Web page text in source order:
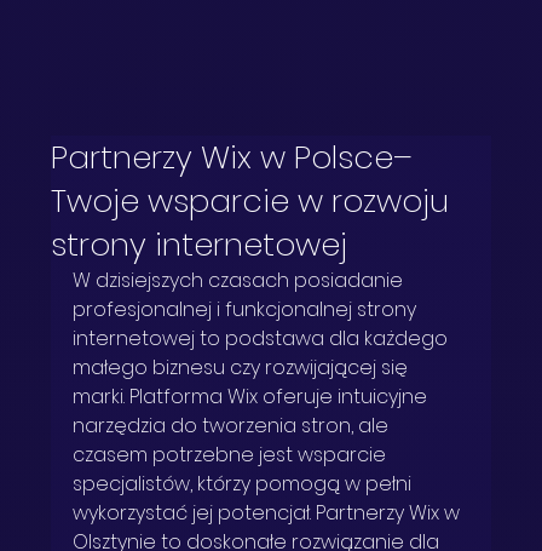
Partnerzy Wix w Polsce–
Twoje wsparcie w rozwoju
strony internetowej
W dzisiejszych czasach posiadanie
profesjonalnej i funkcjonalnej strony
internetowej to podstawa dla każdego
małego biznesu czy rozwijającej się
marki. Platforma Wix oferuje intuicyjne
narzędzia do tworzenia stron, ale
czasem potrzebne jest wsparcie
specjalistów, którzy pomogą w pełni
wykorzystać jej potencjał. Partnerzy Wix w
Olsztynie to doskonałe rozwiązanie dla